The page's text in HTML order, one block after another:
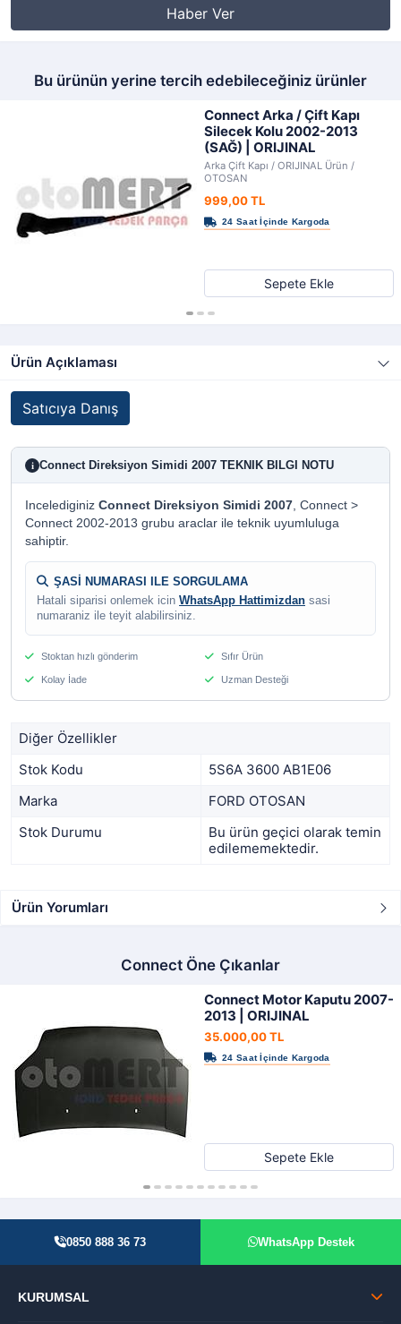
Haber Ver
Bu ürünün yerine tercih edebileceğiniz ürünler
Connect Arka / Çift Kapı
Silecek Kolu 2002-2013
(SAĞ) | ORIJINAL
Arka Çift Kapı / ORIJINAL Ürün /
OTOSAN
999,00 TL
Sepete Ekle
Ürün Açıklaması
Satıcıya Danış
i Connect Direksiyon Simidi 2007 TEKNIK BILGI NOTU
Incelediginiz Connect Direksiyon Simidi 2007, Connect >
Connect 2002-2013 grubu araclar ile teknik uyumluluga
sahiptir.
ŞASİ NUMARASI ILE SORGULAMA
Hatali siparisi onlemek icin WhatsApp Hattimizdan sasi
numaraniz ile teyit alabilirsiniz.
Stoktan hızlı gönderim Sıfır Ürün
Kolay İade Uzman Desteği
Diğer Özellikler
Stok Kodu
5S6A 3600 AB1E06
Marka
FORD OTOSAN
Stok Durumu
Bu ürün geçici olarak temin
edilememektedir.
Ürün Yorumları
Connect Öne Çıkanlar
Connect Motor Kaputu 2007-
2013 | ORIJINAL
35.000,00 TL
Sepete Ekle
0850 888 36 73 WhatsApp Destek
KURUMSAL